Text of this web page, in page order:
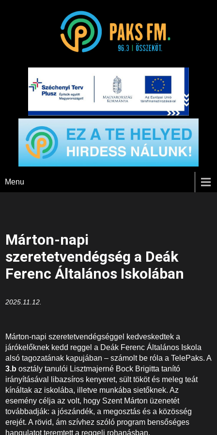
Paks FM
Menu
Márton-napi
szeretetvendégség a Deák
Ferenc Általános Iskolában
2025.11.12.
Márton-napi szeretetvendégséggel kedveskedtek a
járókelőknek kedd reggel a Deák Ferenc Általános Iskola
alsó tagozatának kapujában – számolt be róla a TelePaks. A
3.b osztály tanulói Lisztmajerné Bock Brigitta tanító
irányításával libazsíros kenyeret, sült tököt és meleg teát
kínáltak az iskolába, illetve munkába sietőknek. Az
esemény célja az volt, hogy Szent Márton üzenetét
továbbadják: a jószándék, a megosztás és a közösség
erejét. A rövid, ám szívhez szóló program bensőséges
hangulatot teremtett a reggeli rohanásban.